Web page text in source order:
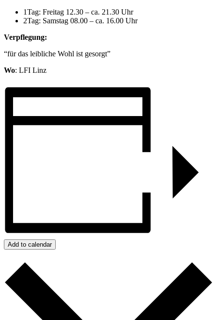
1Tag: Freitag 12.30 – ca. 21.30 Uhr
2Tag: Samstag 08.00 – ca. 16.00 Uhr
Verpflegung:
“für das leibliche Wohl ist gesorgt”
Wo: LFI Linz
Add to calendar